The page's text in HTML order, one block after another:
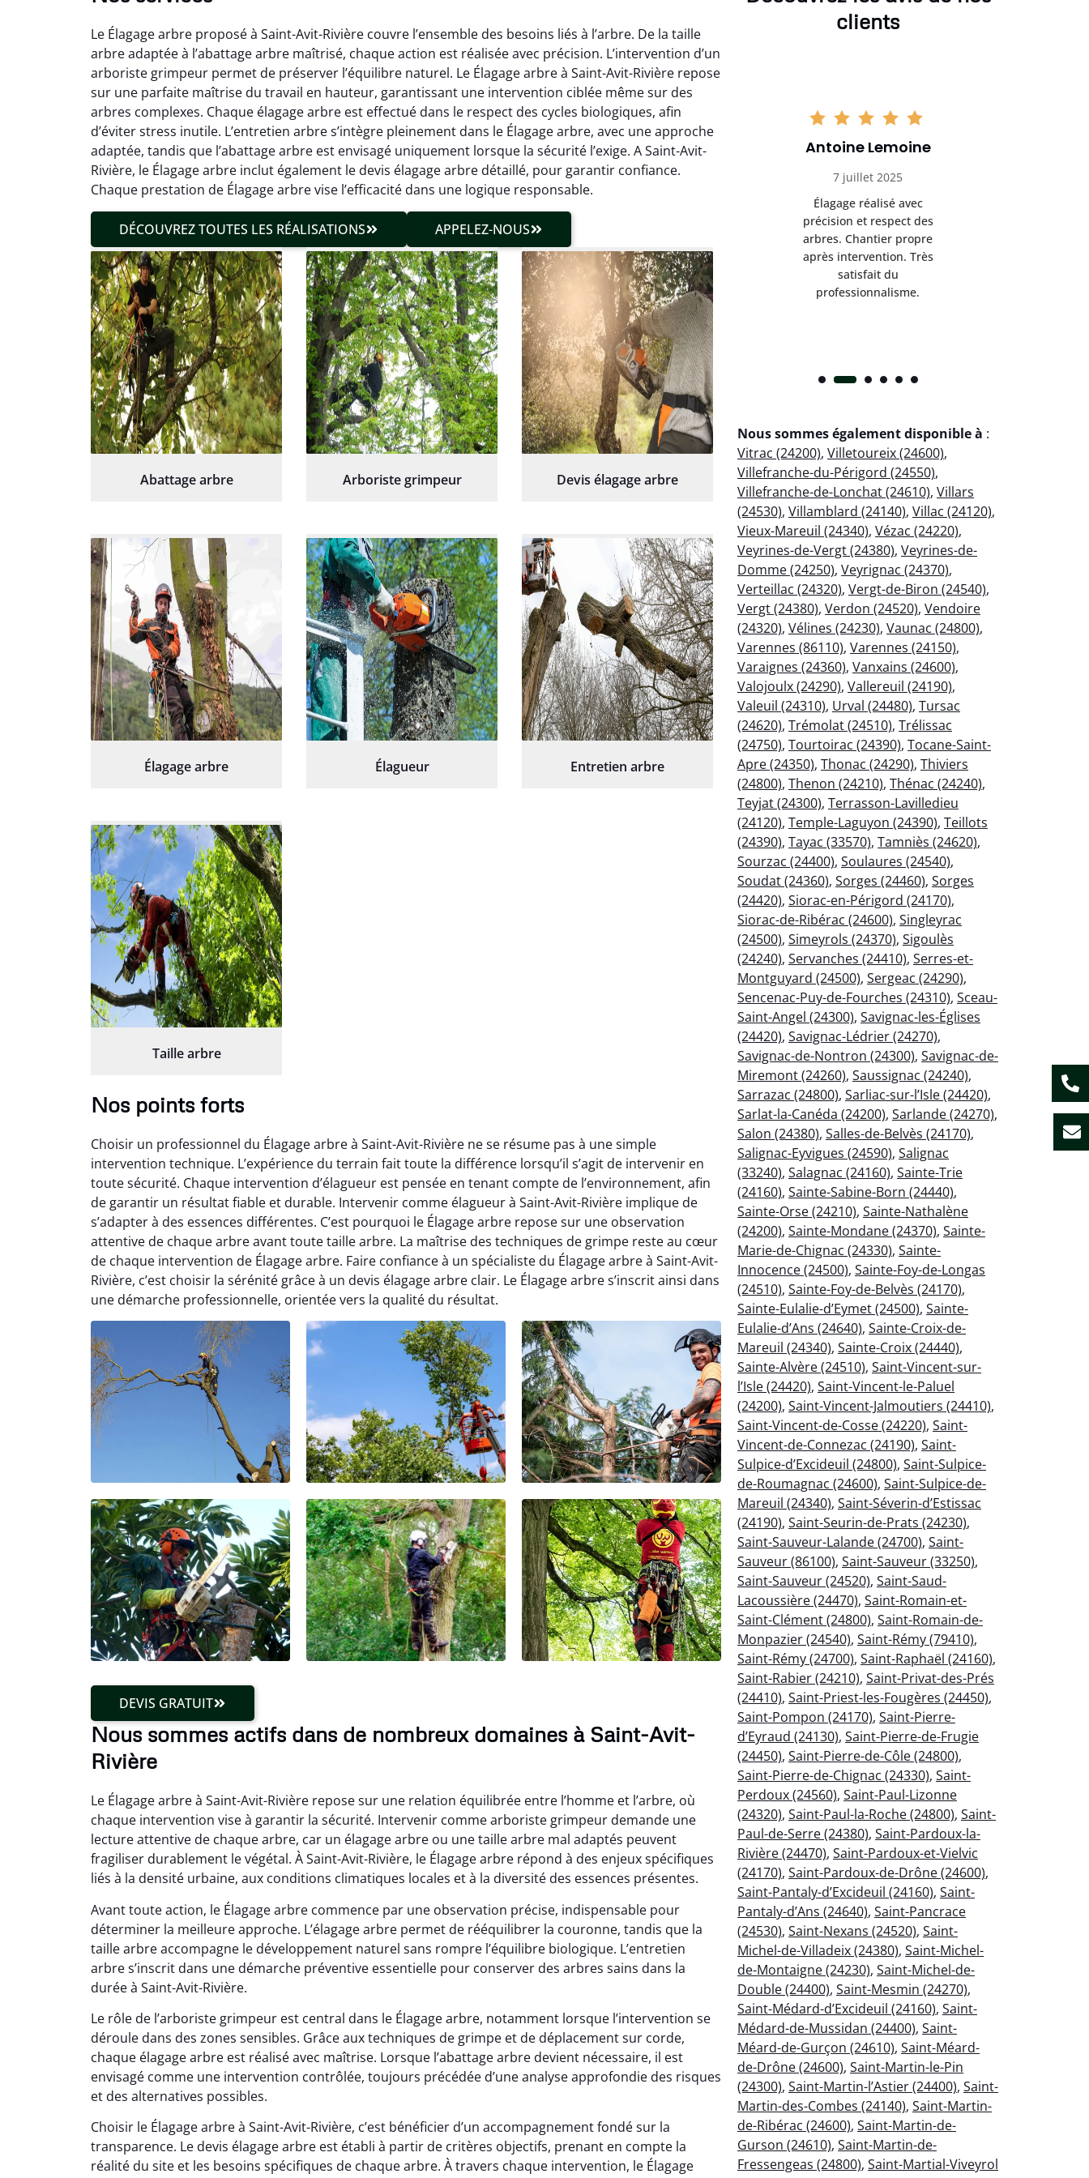
Le Élagage arbre proposé à Saint-Avit-Rivière couvre l’ensemble des besoins liés à l’arbre. De la taille
arbre adaptée à l’abattage arbre maîtrisé, chaque action est réalisée avec précision. L’intervention d’un
arboriste grimpeur permet de préserver l’équilibre naturel. Le Élagage arbre à Saint-Avit-Rivière repose
sur une parfaite maîtrise du travail en hauteur, garantissant une intervention ciblée même sur des
arbres complexes. Chaque élagage arbre est effectué dans le respect des cycles biologiques, afin
d’éviter stress inutile. L’entretien arbre s’intègre pleinement dans le Élagage arbre, avec une approche
adaptée, tandis que l’abattage arbre est envisagé uniquement lorsque la sécurité l’exige. A Saint-Avit-
Rivière, le Élagage arbre inclut également le devis élagage arbre détaillé, pour garantir confiance.
Chaque prestation de Élagage arbre vise l’efficacité dans une logique responsable.
DÉCOUVREZ TOUTES LES RÉALISATIONS APPELEZ-NOUS
Abattage arbre Arboriste grimpeur Devis élagage arbre
Élagage arbre Élagueur Entretien arbre
Taille arbre
Nos points forts
Choisir un professionnel du Élagage arbre à Saint-Avit-Rivière ne se résume pas à une simple
intervention technique. L’expérience du terrain fait toute la différence lorsqu’il s’agit de intervenir en
toute sécurité. Chaque intervention d’élagueur est pensée en tenant compte de l’environnement, afin
de garantir un résultat fiable et durable. Intervenir comme élagueur à Saint-Avit-Rivière implique de
s’adapter à des essences différentes. C’est pourquoi le Élagage arbre repose sur une observation
attentive de chaque arbre avant toute taille arbre. La maîtrise des techniques de grimpe reste au cœur
de chaque intervention de Élagage arbre. Faire confiance à un spécialiste du Élagage arbre à Saint-Avit-
Rivière, c’est choisir la sérénité grâce à un devis élagage arbre clair. Le Élagage arbre s’inscrit ainsi dans
une démarche professionnelle, orientée vers la qualité du résultat.
DEVIS GRATUIT
Nous sommes actifs dans de nombreux domaines à Saint-Avit-
Rivière
Le Élagage arbre à Saint-Avit-Rivière repose sur une relation équilibrée entre l’homme et l’arbre, où
chaque intervention vise à garantir la sécurité. Intervenir comme arboriste grimpeur demande une
lecture attentive de chaque arbre, car un élagage arbre ou une taille arbre mal adaptés peuvent
fragiliser durablement le végétal. À Saint-Avit-Rivière, le Élagage arbre répond à des enjeux spécifiques
liés à la densité urbaine, aux conditions climatiques locales et à la diversité des essences présentes.
Avant toute action, le Élagage arbre commence par une observation précise, indispensable pour
déterminer la meilleure approche. L’élagage arbre permet de rééquilibrer la couronne, tandis que la
taille arbre accompagne le développement naturel sans rompre l’équilibre biologique. L’entretien
arbre s’inscrit dans une démarche préventive essentielle pour conserver des arbres sains dans la
durée à Saint-Avit-Rivière.
Le rôle de l’arboriste grimpeur est central dans le Élagage arbre, notamment lorsque l’intervention se
déroule dans des zones sensibles. Grâce aux techniques de grimpe et de déplacement sur corde,
chaque élagage arbre est réalisé avec maîtrise. Lorsque l’abattage arbre devient nécessaire, il est
envisagé comme une intervention contrôlée, toujours précédée d’une analyse approfondie des risques
et des alternatives possibles.
Choisir le Élagage arbre à Saint-Avit-Rivière, c’est bénéficier d’un accompagnement fondé sur la
transparence. Le devis élagage arbre est établi à partir de critères objectifs, prenant en compte la
réalité du site et les besoins spécifiques de chaque arbre. À travers chaque intervention, le Élagage
clients
Mathieu Roussel
19 décembre 2025
précise malgré des
conditions compliquées. Le
résultat est exactement
conforme à mes attentes.
Julien Caradec
18 juin 2025
propre et parfaitement
maîtrisée. Résultat
impeccable.
Antoine Lemoine
7 juillet 2025
Élagage réalisé avec
précision et respect des
arbres. Chantier propre
après intervention. Très
satisfait du
professionnalisme.
Nous sommes également disponible à :
Vitrac (24200), Villetoureix (24600),
Villefranche-du-Périgord (24550),
Villefranche-de-Lonchat (24610), Villars
(24530), Villamblard (24140), Villac (24120),
Vieux-Mareuil (24340), Vézac (24220),
Veyrines-de-Vergt (24380), Veyrines-de-
Domme (24250), Veyrignac (24370),
Verteillac (24320), Vergt-de-Biron (24540),
Vergt (24380), Verdon (24520), Vendoire
(24320), Vélines (24230), Vaunac (24800),
Varennes (86110), Varennes (24150),
Varaignes (24360), Vanxains (24600),
Valojoulx (24290), Vallereuil (24190),
Valeuil (24310), Urval (24480), Tursac
(24620), Trémolat (24510), Trélissac
(24750), Tourtoirac (24390), Tocane-Saint-
Apre (24350), Thonac (24290), Thiviers
(24800), Thenon (24210), Thénac (24240),
Teyjat (24300), Terrasson-Lavilledieu
(24120), Temple-Laguyon (24390), Teillots
(24390), Tayac (33570), Tamniès (24620),
Sourzac (24400), Soulaures (24540),
Soudat (24360), Sorges (24460), Sorges
(24420), Siorac-en-Périgord (24170),
Siorac-de-Ribérac (24600), Singleyrac
(24500), Simeyrols (24370), Sigoulès
(24240), Servanches (24410), Serres-et-
Montguyard (24500), Sergeac (24290),
Sencenac-Puy-de-Fourches (24310), Sceau-
Saint-Angel (24300), Savignac-les-Églises
(24420), Savignac-Lédrier (24270),
Savignac-de-Nontron (24300), Savignac-de-
Miremont (24260), Saussignac (24240),
Sarrazac (24800), Sarliac-sur-l’Isle (24420),
Sarlat-la-Canéda (24200), Sarlande (24270),
Salon (24380), Salles-de-Belvès (24170),
Salignac-Eyvigues (24590), Salignac
(33240), Salagnac (24160), Sainte-Trie
(24160), Sainte-Sabine-Born (24440),
Sainte-Orse (24210), Sainte-Nathalène
(24200), Sainte-Mondane (24370), Sainte-
Marie-de-Chignac (24330), Sainte-
Innocence (24500), Sainte-Foy-de-Longas
(24510), Sainte-Foy-de-Belvès (24170),
Sainte-Eulalie-d’Eymet (24500), Sainte-
Eulalie-d’Ans (24640), Sainte-Croix-de-
Mareuil (24340), Sainte-Croix (24440),
Sainte-Alvère (24510), Saint-Vincent-sur-
l’Isle (24420), Saint-Vincent-le-Paluel
(24200), Saint-Vincent-Jalmoutiers (24410),
Saint-Vincent-de-Cosse (24220), Saint-
Vincent-de-Connezac (24190), Saint-
Sulpice-d’Excideuil (24800), Saint-Sulpice-
de-Roumagnac (24600), Saint-Sulpice-de-
Mareuil (24340), Saint-Séverin-d’Estissac
(24190), Saint-Seurin-de-Prats (24230),
Saint-Sauveur-Lalande (24700), Saint-
Sauveur (86100), Saint-Sauveur (33250),
Saint-Sauveur (24520), Saint-Saud-
Lacoussière (24470), Saint-Romain-et-
Saint-Clément (24800), Saint-Romain-de-
Monpazier (24540), Saint-Rémy (79410),
Saint-Rémy (24700), Saint-Raphaël (24160),
Saint-Rabier (24210), Saint-Privat-des-Prés
(24410), Saint-Priest-les-Fougères (24450),
Saint-Pompon (24170), Saint-Pierre-
d’Eyraud (24130), Saint-Pierre-de-Frugie
(24450), Saint-Pierre-de-Côle (24800),
Saint-Pierre-de-Chignac (24330), Saint-
Perdoux (24560), Saint-Paul-Lizonne
(24320), Saint-Paul-la-Roche (24800), Saint-
Paul-de-Serre (24380), Saint-Pardoux-la-
Rivière (24470), Saint-Pardoux-et-Vielvic
(24170), Saint-Pardoux-de-Drône (24600),
Saint-Pantaly-d’Excideuil (24160), Saint-
Pantaly-d’Ans (24640), Saint-Pancrace
(24530), Saint-Nexans (24520), Saint-
Michel-de-Villadeix (24380), Saint-Michel-
de-Montaigne (24230), Saint-Michel-de-
Double (24400), Saint-Mesmin (24270),
Saint-Médard-d’Excideuil (24160), Saint-
Médard-de-Mussidan (24400), Saint-
Méard-de-Gurçon (24610), Saint-Méard-
de-Drône (24600), Saint-Martin-le-Pin
(24300), Saint-Martin-l’Astier (24400), Saint-
Martin-des-Combes (24140), Saint-Martin-
de-Ribérac (24600), Saint-Martin-de-
Gurson (24610), Saint-Martin-de-
Fressengeas (24800), Saint-Martial-Viveyrol